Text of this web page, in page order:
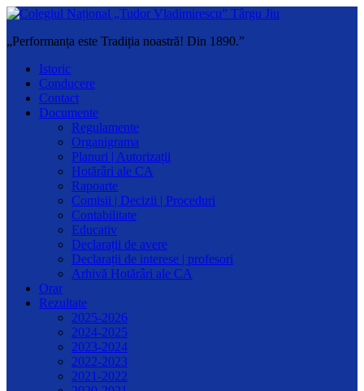
„Performanța este Tradiția noastră! Din 1890.”
Istoric
Conducere
Contact
Documente
Regulamente
Organigrama
Planuri | Autorizații
Hotărâri ale CA
Rapoarte
Comisii | Decizii | Proceduri
Contabilitate
Educativ
Declarații de avere
Declarații de interese | profesori
Arhivă Hotărâri ale CA
Orar
Rezultate
2025-2026
2024-2025
2023-2024
2022-2023
2021-2022